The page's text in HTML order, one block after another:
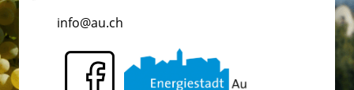
info@au.ch